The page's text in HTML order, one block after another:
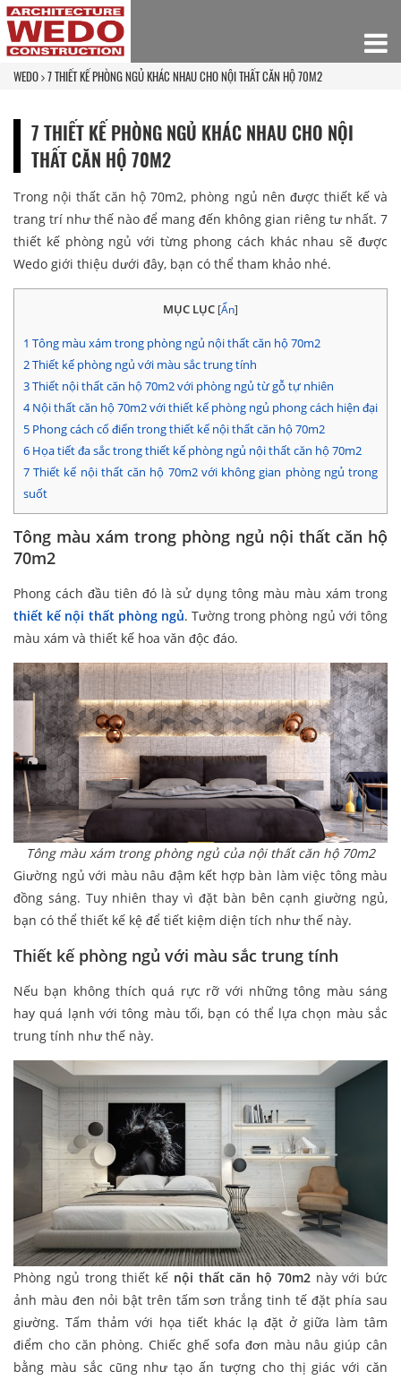
WEDO 7 THIẾT KẾ PHÒNG NGỦ KHÁC NHAU CHO NỘI THẤT CĂN HỘ 70M2
7 THIẾT KẾ PHÒNG NGỦ KHÁC NHAU CHO NỘI
THẤT CĂN HỘ 70M2
Trong nội thất căn hộ 70m2, phòng ngủ nên được thiết kế và
trang trí như thế nào để mang đến không gian riêng tư nhất. 7
thiết kế phòng ngủ với từng phong cách khác nhau sẽ được
Wedo giới thiệu dưới đây, bạn có thể tham khảo nhé.
MỤC LỤC [Ẩn]
1 Tông màu xám trong phòng ngủ nội thất căn hộ 70m2
2Thiết kế phòng ngủ với màu sắc trung tính
3Thiết nội thất căn hộ 70m2 với phòng ngủ từ gỗ tự nhiên
4Nội thất căn hộ 70m2 với thiết kế phòng ngủ phong cách hiện đại
5 Phong cách cổ điển trong thiết kế nội thất căn hộ 70m2
6 Họa tiết đa sắc trong thiết kế phòng ngủ nội thất căn hộ 70m2
7 Thiết kế nội thất căn hộ 70m2 với không gian phòng ngủ trong
suốt
Tông màu xám trong phòng ngủ nội thất căn hộ
70m2
Phong cách đầu tiên đó là sử dụng tông màu màu xám trong
thiết kế nội thất phòng ngủ. Tường trong phòng ngủ với tông
màu xám và thiết kế hoa văn độc đáo.
Tông màu xám trong phòng ngủ của nội thất căn hộ 70m2
Giường ngủ với màu nâu đậm kết hợp bàn làm việc tông màu
đồng sáng. Tuy nhiên thay vì đặt bàn bên cạnh giường ngủ,
bạn có thể thiết kế kệ để tiết kiệm diện tích như thế này.
Thiết kế phòng ngủ với màu sắc trung tính
Nếu bạn không thích quá rực rỡ với những tông màu sáng
hay quá lạnh với tông màu tối, bạn có thể lựa chọn màu sắc
trung tính như thế này.
Phòng ngủ trong thiết kế nội thất căn hộ 70m2này với bức
ảnh màu đen nỏi bật trên tấm sơn trắng tinh tế đặt phía sau
giường. Tấm thảm với họa tiết khác lạ đặt ở giữa làm tâm
điểm cho căn phòng. Chiếc ghế sofa đơn màu nâu giúp cân
bằng màu sắc cũng như tạo ấn tượng cho thị giác với căn